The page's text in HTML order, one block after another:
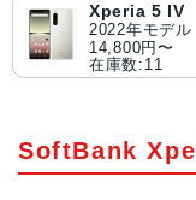
Xperia 5 IV
2022年モデル
14,800円〜
在庫数:11
SoftBank